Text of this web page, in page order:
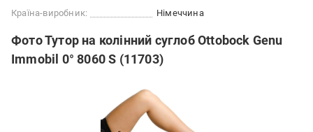
Країна-виробник:
Німеччина
Фото Тутор на колінний суглоб Ottobock Genu
Immobil 0° 8060 S (11703)